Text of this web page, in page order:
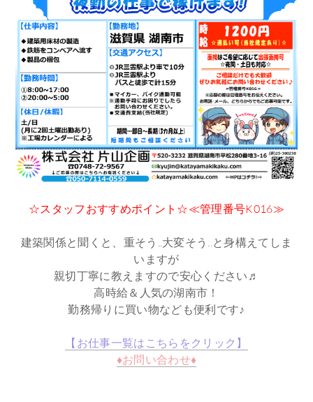
☆スタッフおすすめポイント☆≪管理番号K016≫
建築関係と聞くと、重そう..大変そう..と身構えてしま
いますが
親切丁寧に教えますので安心ください♬
高時給＆人気の湖南市！
勤務帰りに買い物なども便利です♪
【お仕事一覧はこちらをクリック】
♦お問い合わせ♦